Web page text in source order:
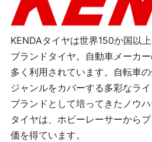
KENDAタイヤは世界150か国以
ブランドタイヤ。自動車メーカ
多く利用されています。自転車
ジャンルをカバーする多彩なラ
ブランドとして培ってきたノウ
タイヤは、ホビーレーサーから
価を得ています。